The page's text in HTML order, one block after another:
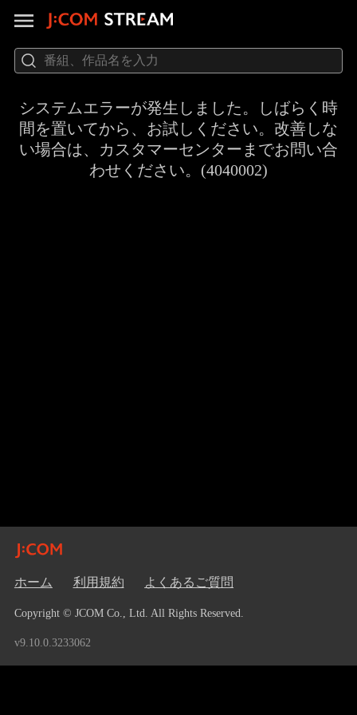
システムエラーが発生しました。しばらく時
間を置いてから、お試しください。改善しな
い場合は、カスタマーセンターまでお問い合
わせください。(4040002)
ホーム 利用規約 よくあるご質問
Copyright © JCOM Co., Ltd. All Rights Reserved.
v9.10.0.3233062